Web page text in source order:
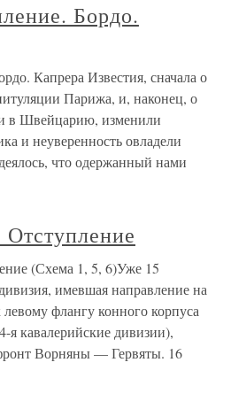
Бордо.
Капрера Известия, сначала о
Парижа, и, наконец, о
в Швейцарию, изменили
и неуверенность овладели
что одержанный нами
Отступление
(Схема 1, 5, 6)Уже 15
имевшая направление на
флангу конного корпуса
я кавалерийские дивизии),
Ворняны — Гервяты. 16